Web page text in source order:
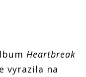
Heartbreak
vyrazila na